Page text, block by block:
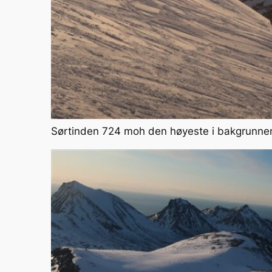
Sørtinden 724 moh den høyeste i